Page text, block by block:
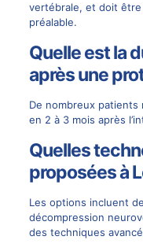
vertébrale, et doit
préalable.
Quelle est la
après une
De nombreux
en 2 à 3 mois après
Quelles
proposées à
Les options incluent
décompression
des techniques